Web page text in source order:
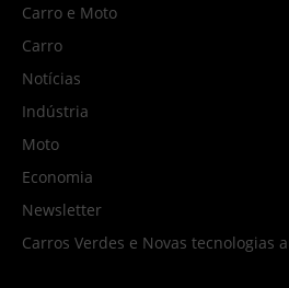
Carro e Moto
Carro
Notícias
Indústria
Moto
Economia
Newsletter
Carros Verdes e Novas tecnologias